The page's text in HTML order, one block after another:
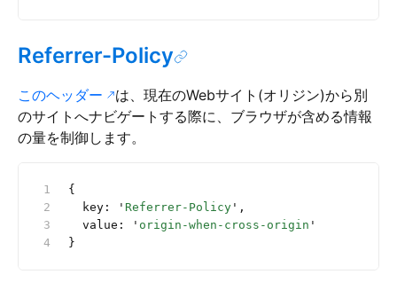
Referrer-Policy
このヘッダー
は、現在のWebサイト(オリジン)から別
のサイトへナビゲートする際に、ブラウザが含める情報
の量を制御します。
{
  key:
' Referrer-Policy ' ,
  value:
' origin-when-cross-origin '
}